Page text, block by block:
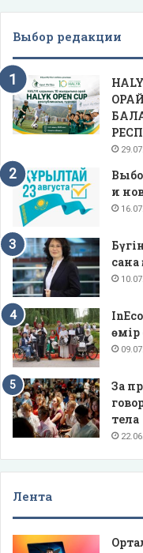
Выбор редакции
и
сана
өмір
За
тела
Лента